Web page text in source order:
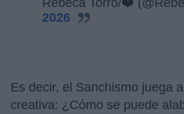
2026
Es decir, el Sanchismo juega
creativa: ¿Cómo se puede